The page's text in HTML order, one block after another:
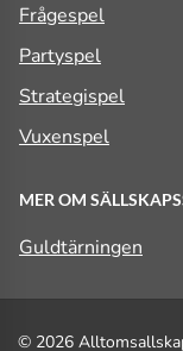
Frågespel
Partyspel
Strategispel
Vuxenspel
MER OM
Guldtärningen
© 2026